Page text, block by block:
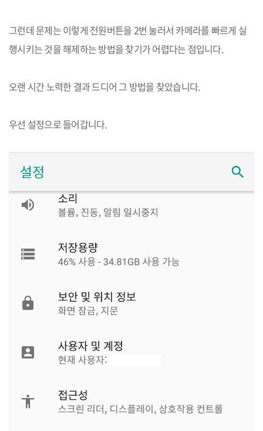
그런데 문제는 이렇게 전원버튼을2번 눌러서 카메라를 빠르게 실
행시키는 것을 해제하는 방법을 찾기가 어렵다는 점입니다.
오랜 시간 노력한 결과 드디어 그 방법을 찾았습니다.
우선 설정으로 들어갑니다.